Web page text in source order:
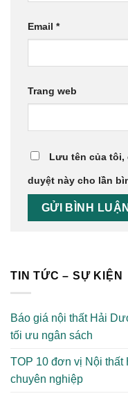
TIN TỨC – SỰ KIỆN
Báo giá nội thất Hải
tối ưu ngân sách
TOP 10 đơn vị Nội thất
chuyên nghiệp
Email *
Trang web
Lưu tên của tôi,
duyệt này cho lần